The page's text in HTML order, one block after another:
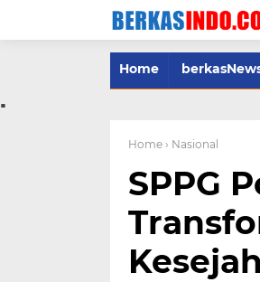
Home
.
Home › Nasional
SPPG